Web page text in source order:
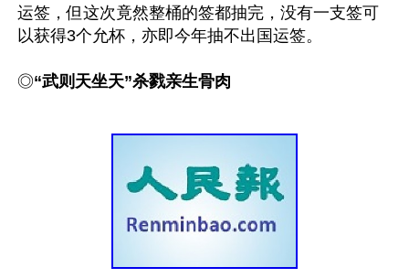
运签，但这次竟然整桶的签都抽完，没有一支签可
以获得3个允杯，亦即今年抽不出国运签。
◎“武则天坐天”杀戮亲生骨肉